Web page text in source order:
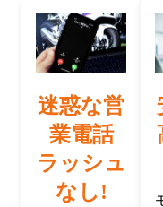
迷惑な営
業電話
ラッシュ
なし!